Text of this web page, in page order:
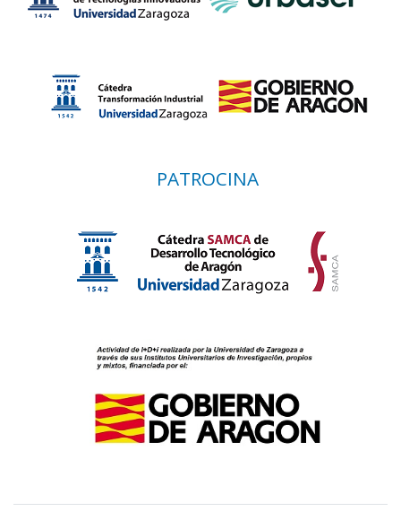
PATROCINA